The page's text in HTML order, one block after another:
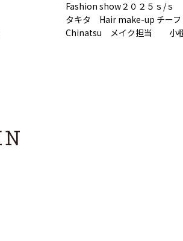
Fashion show２０２５ｓ/ｓ
タキタ Hair make-up チーフ
Chinatsu メイク担当 小